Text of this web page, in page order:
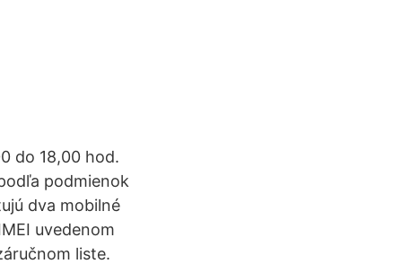
do 18,00 hod.
podmienok
dva mobilné
uvedenom
liste.